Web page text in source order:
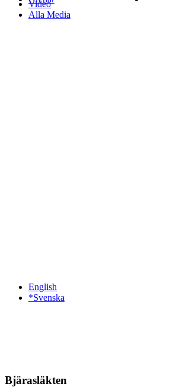
Video
Alla Media
English
*Svenska
Bjärasläkten